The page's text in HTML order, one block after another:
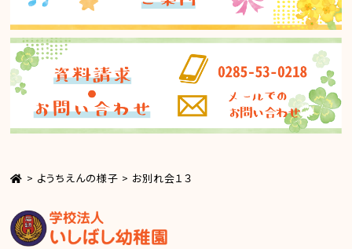
> ようちえんの様子 > お別れ会１３